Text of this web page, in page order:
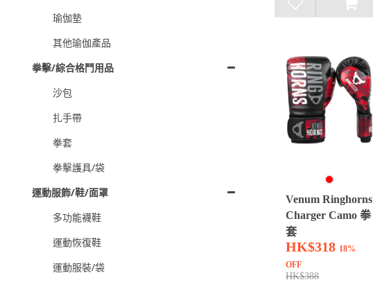
瑜伽墊
其他瑜伽產品
拳擊/綜合格鬥用品
沙包
扎手帶
拳套
拳擊護具/袋
運動服飾/鞋/面罩
多功能襪鞋
運動恢復鞋
運動服裝/袋
Venum Ringhorns
Charger Camo 拳
套
HK$318 18%
OFF
HK$388